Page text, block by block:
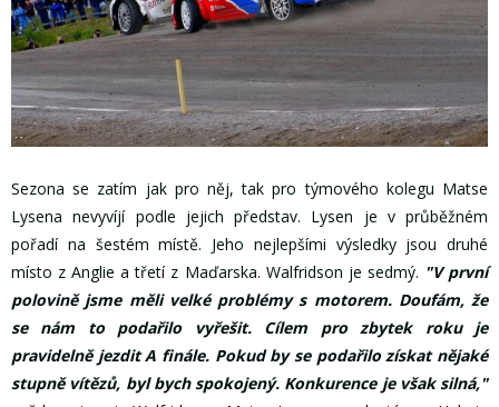
Sezona se zatím jak pro něj, tak pro týmového kolegu Matse
Lysena nevyvíjí podle jejich představ. Lysen je v průběžném
pořadí na šestém místě. Jeho nejlepšími výsledky jsou druhé
místo z Anglie a třetí z Maďarska. Walfridson je sedmý. "V první
polovině jsme měli velké problémy s motorem. Doufám, že
se nám to podařilo vyřešit. Cílem pro zbytek roku je
pravidelně jezdit A finále. Pokud by se podařilo získat nějaké
stupně vítězů, byl bych spokojený. Konkurence je však silná,"